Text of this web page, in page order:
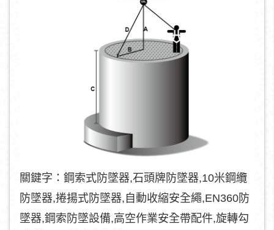
關鍵字：鋼索式防墜器,石頭牌防墜器,10米鋼纜
防墜器,捲揚式防墜器,自動收縮安全繩,EN360防
墜器,鋼索防墜設備,高空作業安全帶配件,旋轉勾